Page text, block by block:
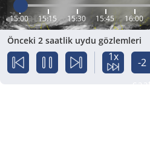
15:00 15:15 15:30 15:45 16:00
Önceki 2 saatlik uydu gözlemleri
1x
-2